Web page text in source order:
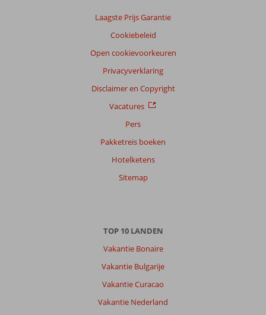
Laagste Prijs Garantie
Cookiebeleid
Open cookievoorkeuren
Privacyverklaring
Disclaimer en Copyright
Vacatures
Pers
Pakketreis boeken
Hotelketens
Sitemap
TOP 10 LANDEN
Vakantie Bonaire
Vakantie Bulgarije
Vakantie Curacao
Vakantie Nederland